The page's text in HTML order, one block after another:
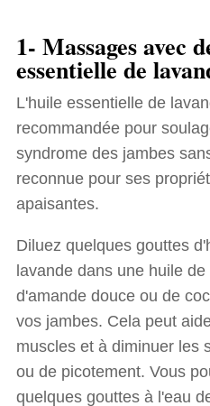
1- Massages avec
essentielle de
L'huile essentielle de
recommandée pour
syndrome des jambes
reconnue pour ses
apaisantes.
Diluez quelques gouttes
lavande dans une huile
d'amande douce ou de
vos jambes. Cela peut
muscles et à diminuer les
ou de picotement. Vous
quelques gouttes à l'eau